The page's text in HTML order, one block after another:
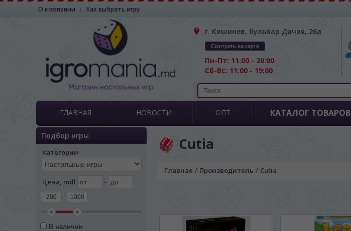
О компании Как выбрать игру
г. Кишинев, бульвар Дачия, 26а
Смотреть на карте
Пн-Пт: 11:00 - 20:00
Сб-Вс: 11:00 - 19:00
ГЛАВНАЯ НОВОСТИ ОПТ КАТАЛОГ ТОВАРОВ
Подбор игры
Категории
Цена, mdl -
200 1000
В наличии
Cutia
Главная / Производитель / Cutia